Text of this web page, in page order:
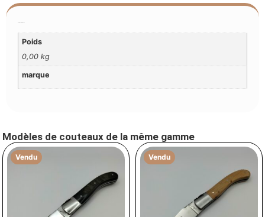
Poids
0,00 kg
marque
Modèles de couteaux de la même gamme
Vendu Vendu